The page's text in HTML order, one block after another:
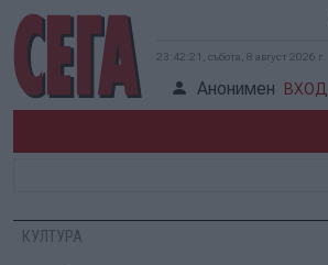
23:42:22, събота, 8 август 2026 г.
Анонимен ВХОД
КУЛТУРА